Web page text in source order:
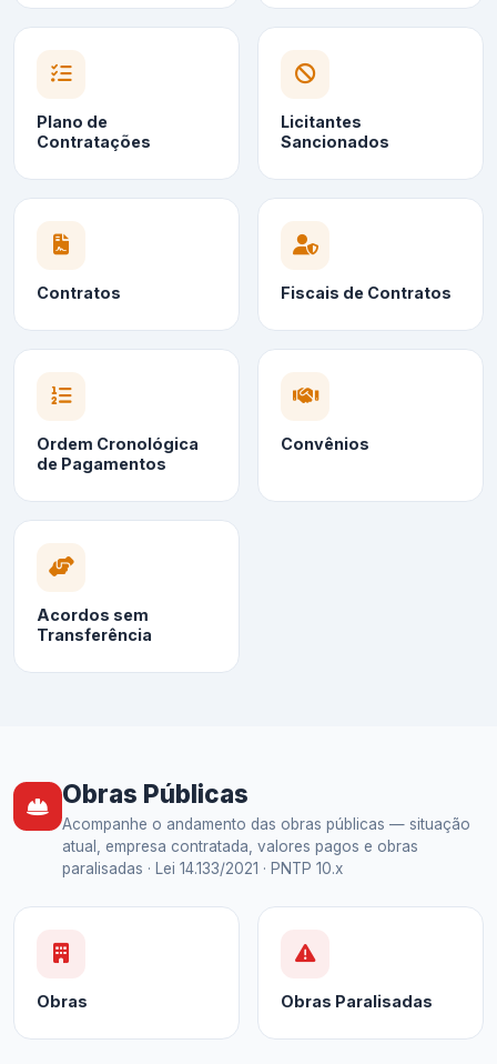
Plano de
Contratações
Licitantes
Sancionados
Contratos Fiscais de Contratos
Ordem Cronológica
de Pagamentos
Convênios
Acordos sem
Transferência
Obras Públicas
Acompanhe o andamento das obras públicas — situação
atual, empresa contratada, valores pagos e obras
paralisadas · Lei 14.133/2021 · PNTP 10.x
Obras Obras Paralisadas